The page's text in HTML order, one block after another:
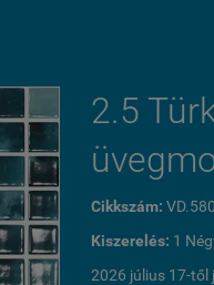
2.5
Cikkszám:
Kiszerelés: 1
2026 július 17-től